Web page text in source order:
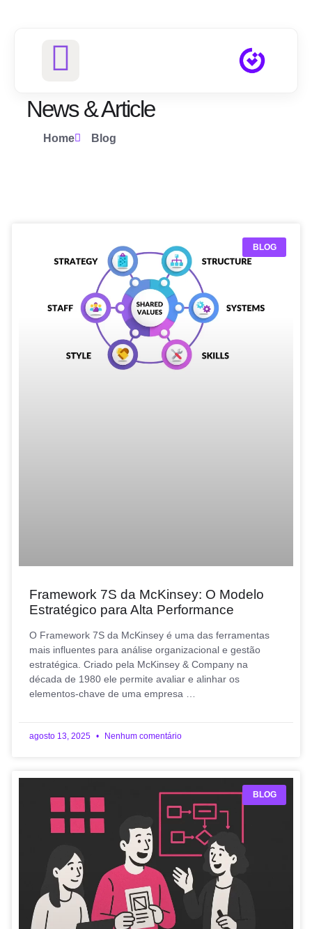
News & Article
Home Blog
BLOG
Framework 7S da McKinsey: O Modelo
Estratégico para Alta Performance
O Framework 7S da McKinsey é uma das ferramentas
mais influentes para análise organizacional e gestão
estratégica. Criado pela McKinsey & Company na
década de 1980 ele permite avaliar e alinhar os
elementos-chave de uma empresa …
agosto 13, 2025 Nenhum comentário
BLOG